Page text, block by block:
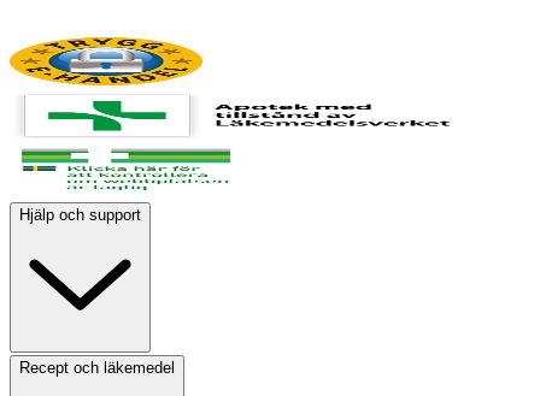
Hjälp och support
Recept och läkemedel